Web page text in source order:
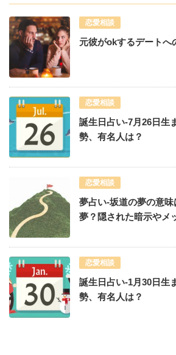
恋愛相談
元彼がokするデートへ
恋愛相談
誕生日占い-7月26日生
勢、有名人は？
恋愛相談
夢占い-坂道の夢の意
夢？隠された暗示やメ
恋愛相談
誕生日占い-1月30日生
勢、有名人は？